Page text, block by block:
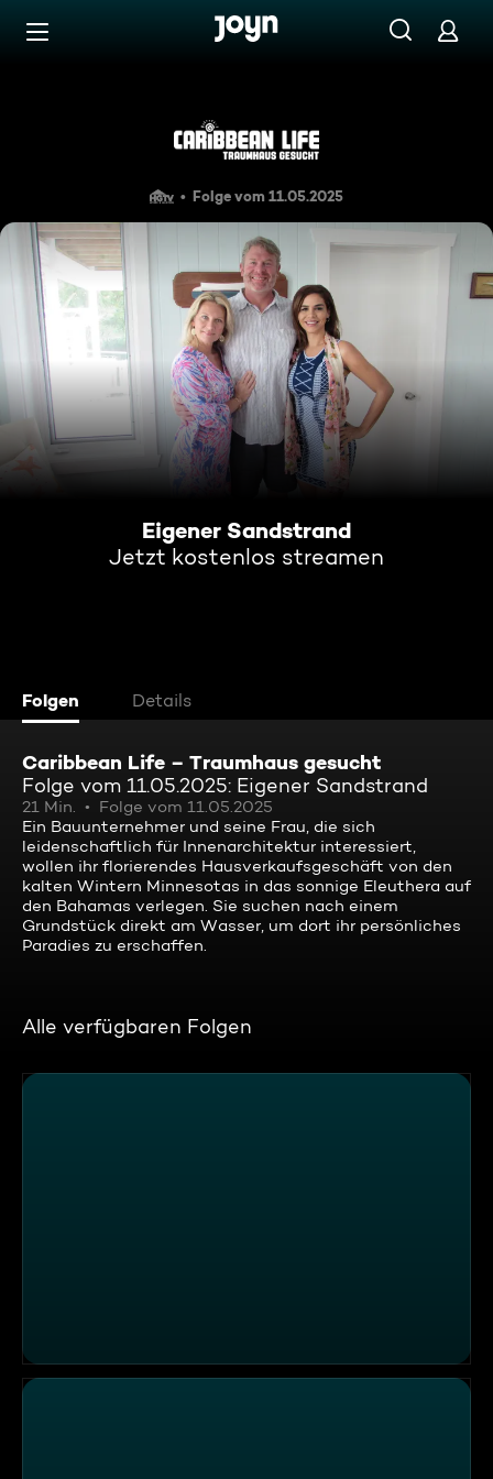
Zum Inhalt springen
Folge vom 11.05.2025
Eigener Sandstrand
Jetzt kostenlos streamen
Folgen Details
Caribbean Life – Traumhaus gesucht
Folge vom 11.05.2025: Eigener Sandstrand
21 Min.
Folge vom 11.05.2025
Ein Bauunternehmer und seine Frau, die sich
leidenschaftlich für Innenarchitektur interessiert,
wollen ihr florierendes Hausverkaufsgeschäft von den
kalten Wintern Minnesotas in das sonnige Eleuthera auf
den Bahamas verlegen. Sie suchen nach einem
Grundstück direkt am Wasser, um dort ihr persönliches
Paradies zu erschaffen.
Alle verfügbaren Folgen
Ein Retreat im Paradies